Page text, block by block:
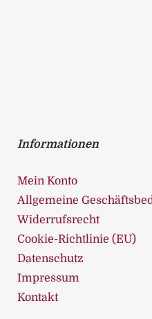
Informationen
Mein Konto
Allgemeine
Widerrufsrecht
Cookie-Richtlinie (EU)
Datenschutz
Impressum
Kontakt